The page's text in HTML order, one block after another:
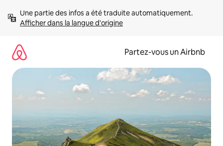
directement
Afficher dans la langue d'origine
Partez-vous un Airbnb